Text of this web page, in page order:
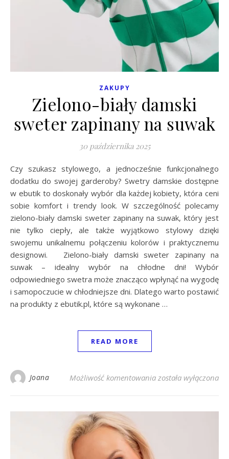
ZAKUPY
Zielono-biały damski
sweter zapinany na suwak
30 października 2025
Czy szukasz stylowego, a jednocześnie funkcjonalnego
dodatku do swojej garderoby? Swetry damskie dostępne
w ebutik to doskonały wybór dla każdej kobiety, która ceni
sobie komfort i trendy look. W szczególność polecamy
zielono-biały damski sweter zapinany na suwak, który jest
nie tylko ciepły, ale także wyjątkowo stylowy dzięki
swojemu unikalnemu połączeniu kolorów i praktycznemu
designowi. Zielono-biały damski sweter zapinany na
suwak – idealny wybór na chłodne dni! Wybór
odpowiedniego swetra może znacząco wpłynąć na wygodę
i samopoczucie w chłodniejsze dni. Dlatego warto postawić
na produkty z ebutik.pl, które są wykonane …
READ MORE
Joana Możliwość komentowania Zielono-biały
została wyłączona